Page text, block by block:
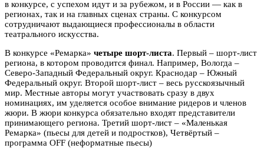
в конкурсе, с успехом идут и за рубежом, и в России — как в
регионах, так и на главных сценах страны. С конкурсом
сотрудничают выдающиеся профессионалы в области
театрального искусства.
В конкурсе «Ремарка» четыре шорт-листа. Первый – шорт-лист
региона, в котором проводится финал. Например, Вологда –
Северо-Западный Федеральный округ. Краснодар – Южный
Федеральный округ. Второй шорт-лист – весь русскоязычный
мир. Местные авторы могут участвовать сразу в двух
номинациях, им уделяется особое внимание ридеров и членов
жюри. В жюри конкурса обязательно входят представители
принимающего региона. Третий шорт-лист – «Маленькая
Ремарка» (пьесы для детей и подростков), Четвёртый –
программа OFF (неформатные пьесы)